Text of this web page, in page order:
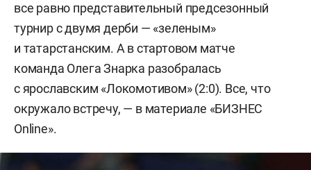
все равно представительный предсезонный
турнир с двумя дерби — «зеленым»
и татарстанским. А в стартовом матче
команда Олега Знарка разобралась
с ярославским «Локомотивом» (2:0). Все, что
окружало встречу, — в материале «БИЗНЕС
Online».